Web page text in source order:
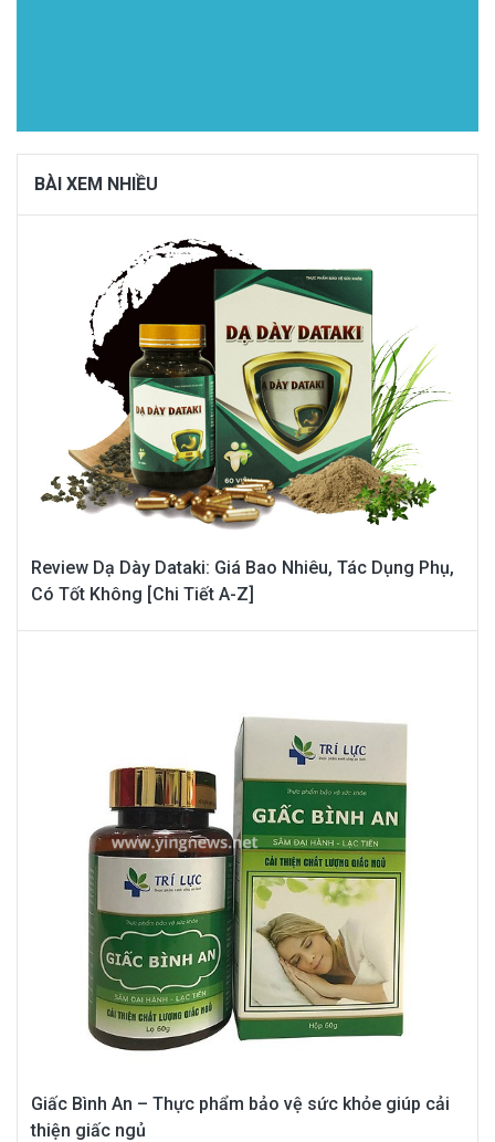
BÀI XEM NHIỀU
Review Dạ Dày Dataki: Giá Bao Nhiêu, Tác Dụng Phụ,
Có Tốt Không [Chi Tiết A-Z]
Giấc Bình An – Thực phẩm bảo vệ sức khỏe giúp cải
thiện giấc ngủ